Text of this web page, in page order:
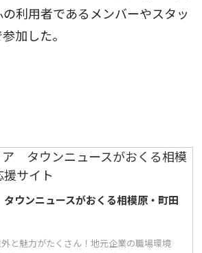
利用者であるメンバーやスタッ
加した。
ウンニュースがおくる相模原・町田
外と魅力がたくさん！地元企業の職場環境